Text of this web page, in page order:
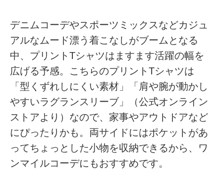
デニムコーデやスポーツミックスなどカジュ
アルなムード漂う着こなしがブームとなる
中、プリントTシャツはますます活躍の幅を
広げる予感。こちらのプリントTシャツは
「型くずれしにくい素材」「肩や腕が動かし
やすいラグランスリーブ」（公式オンライン
ストアより）なので、家事やアウトドアなど
にぴったりかも。両サイドにはポケットがあ
ってちょっとした小物を収納できるから、ワ
ンマイルコーデにもおすすめです。